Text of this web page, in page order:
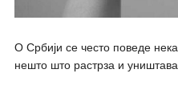
О Србији се често поведе
нешто што растрза и